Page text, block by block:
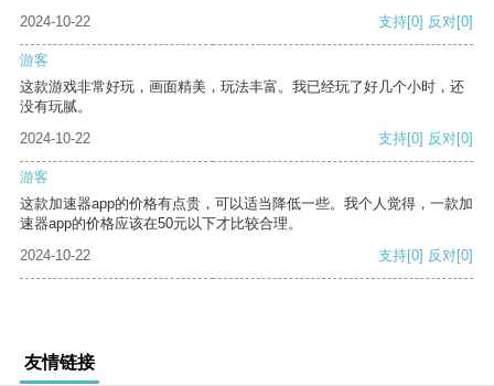
2024-10-22
支持[0] 反对[0]
游客
这款游戏非常好玩，画面精美，玩法丰富。我已经玩了好几个小时，还
没有玩腻。
2024-10-22
支持[0] 反对[0]
游客
这款加速器app的价格有点贵，可以适当降低一些。我个人觉得，一款加
速器app的价格应该在50元以下才比较合理。
2024-10-22
支持[0] 反对[0]
友情链接